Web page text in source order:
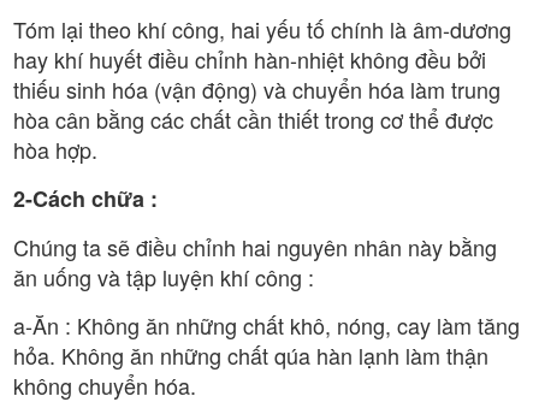
Tóm lại theo khí công, hai yếu tố chính là âm-dương
hay khí huyết điều chỉnh hàn-nhiệt không đều bởi
thiếu sinh hóa (vận động) và chuyển hóa làm trung
hòa cân bằng các chất cần thiết trong cơ thể được
hòa hợp.
2-Cách chữa :
Chúng ta sẽ điều chỉnh hai nguyên nhân này bằng
ăn uống và tập luyện khí công :
a-Ăn : Không ăn những chất khô, nóng, cay làm tăng
hỏa. Không ăn những chất qúa hàn lạnh làm thận
không chuyển hóa.